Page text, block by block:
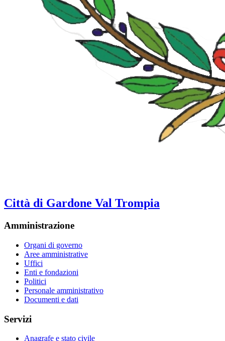
Città di Gardone Val Trompia
Amministrazione
Organi di governo
Aree amministrative
Uffici
Enti e fondazioni
Politici
Personale amministrativo
Documenti e dati
Servizi
Anagrafe e stato civile